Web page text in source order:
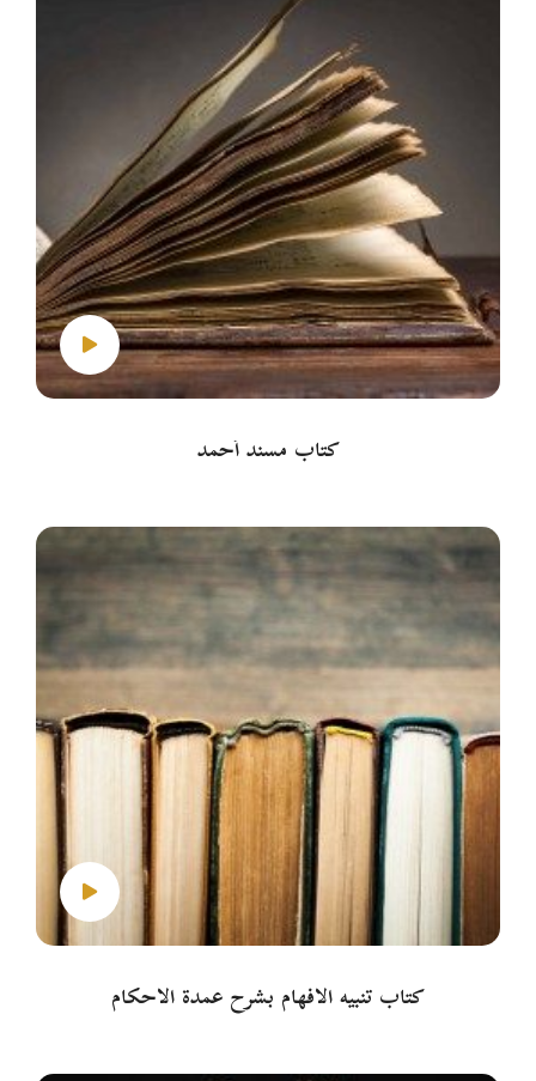
كتاب مسند أحمد
كتاب تنبيه الأفهام بشرح عمدة الأحكام